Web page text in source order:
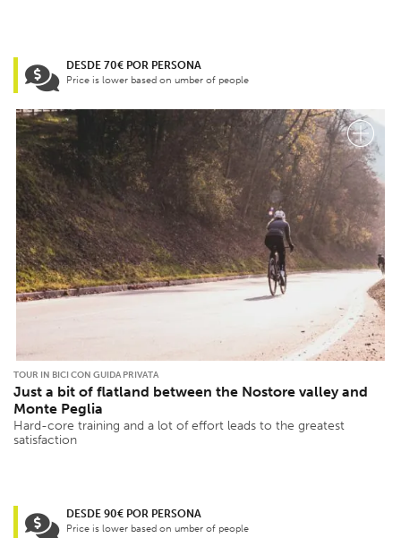
DESDE 70€ POR PERSONA
Price is lower based on umber of people
TOUR IN BICI CON GUIDA PRIVATA
Just a bit of flatland between the Nostore valley and
Monte Peglia
Hard-core training and a lot of effort leads to the greatest
satisfaction
DESDE 90€ POR PERSONA
Price is lower based on umber of people